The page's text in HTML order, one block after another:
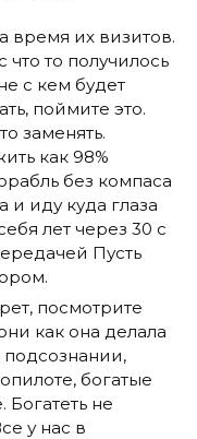
время их визитов.
что то получилось
с кем будет
поймите это.
заменять.
как 98%
без компаса
и иду куда глаза
лет через 30 с
Пусть
посмотрите
как она делала
подсознании,
богатые
Богатеть не
у нас в